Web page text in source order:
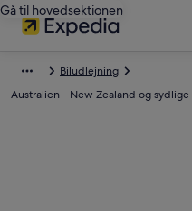
Gå til hovedsektionen
Biludlejning
Australien - New Zealand og sydlige